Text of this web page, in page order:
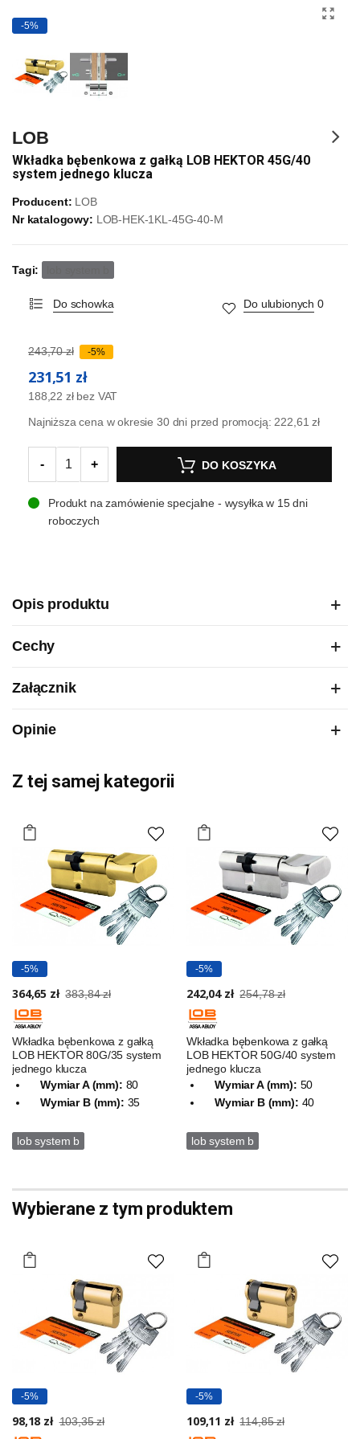
-5%
LOB
Wkładka bębenkowa z gałką LOB HEKTOR 45G/40
system jednego klucza
Producent: LOB
Nr katalogowy: LOB-HEK-1KL-45G-40-M
Tagi:
Do schowka Do ulubionych 0
243,70 zł -5%
231,51 zł
188,22 zł bez VAT
Najniższa cena w okresie 30 dni przed promocją:222,61 zł
- + DO KOSZYKA
Produkt na zamówienie specjalne - wysyłka w 15 dni
roboczych
Opis produktu
Cechy
Załącznik
Opinie
Z tej samej kategorii
-5%
364,65 zł 383,84 zł
Wkładka bębenkowa z gałką
LOB HEKTOR 80G/35 system
jednego klucza
Wymiar A (mm): 80
Wymiar B (mm): 35
lob system b
-5%
242,04 zł 254,78 zł
Wkładka bębenkowa z gałką
LOB HEKTOR 50G/40 system
jednego klucza
Wymiar A (mm): 50
Wymiar B (mm): 40
lob system b
Wybierane z tym produktem
-5%
98,18 zł 103,35 zł
-5%
109,11 zł 114,85 zł